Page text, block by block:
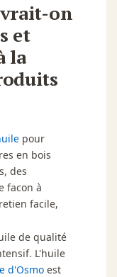
on
et
la
pour
en bois
des
facon à
facile,
de qualité
L'huile
d'Osmo est